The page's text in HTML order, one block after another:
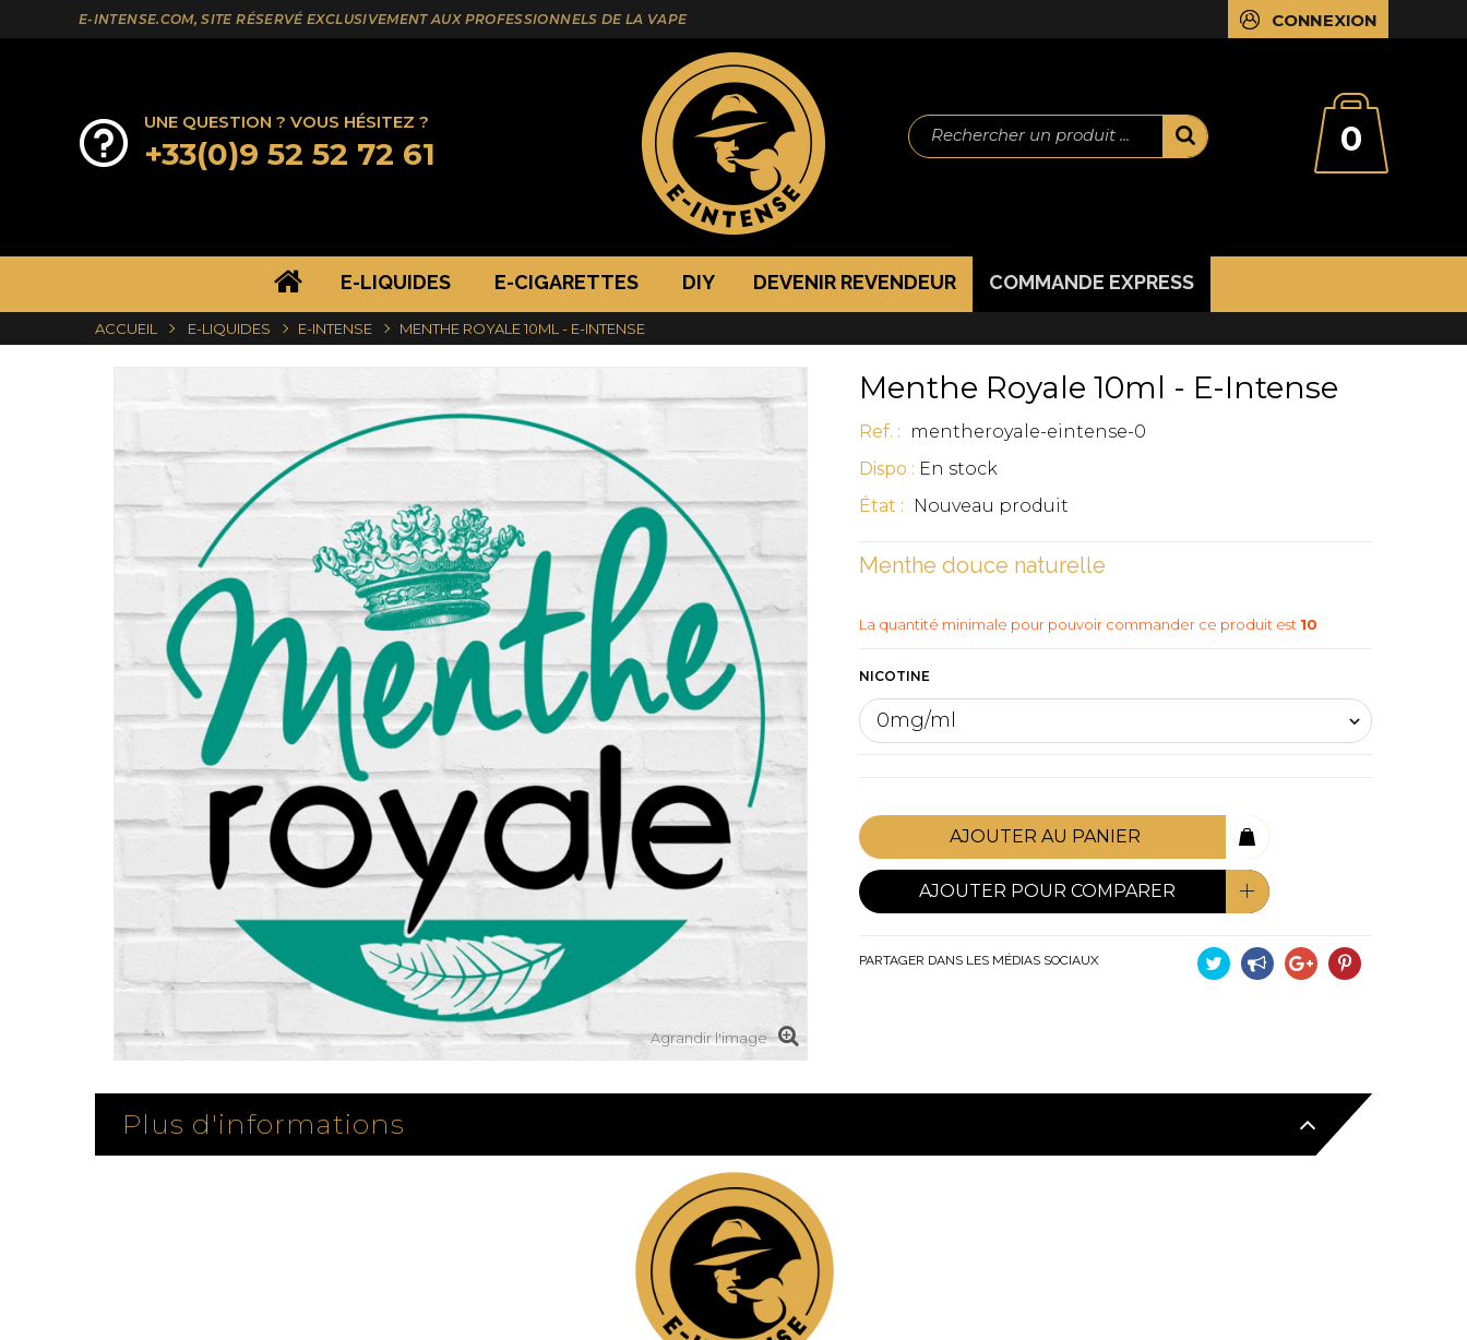
E-INTENSE.COM, SITE RÉSERVÉ EXCLUSIVEMENT AUX PROFESSIONNELS DE LA VAPE
UNE QUESTION ? VOUS HÉSITEZ ?
+33(0)9 52 52 72 61
CONNEXION
Rechercher un produit ... 0
E-LIQUIDES E-CIGARETTES DIY DEVENIR REVENDEUR COMMANDE EXPRESS
ACCUEIL E-LIQUIDES E-INTENSE MENTHE ROYALE 10ML - E-INTENSE
Agrandir l'image
Menthe Royale 10ml - E-Intense
Ref. :
mentheroyale-eintense-0
Dispo : En stock
État :
Nouveau produit
Menthe douce naturelle
La quantité minimale pour pouvoir commander ce produit est 10
NICOTINE
AJOUTER AU PANIER
AJOUTER POUR COMPARER
PARTAGER DANS LES MÉDIAS SOCIAUX
Plus d'informations